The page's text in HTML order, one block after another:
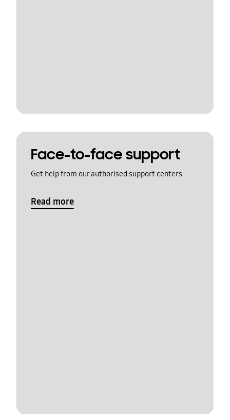
Face-to-face support
Get help from our authorised support centers
Read more